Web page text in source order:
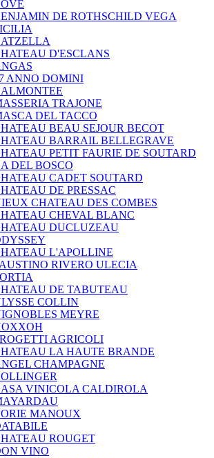
DE ROTHSCHILD VEGA
D'ESCLANS
ANNO DOMINI
TRAJONE
DEL TACCO
BEAU SEJOUR BECOT
BARRAIL BELLEGRAVE
PETIT FAURIE DE SOUTARD
DEL BOSCO
CADET SOUTARD
DE PRESSAC
CHATEAU DES COMBES
CHEVAL BLANC
DUCLUZEAU
L'APOLLINE
RIVERO ULECIA
DE TABUTEAU
COLLIN
MEYRE
AGRICOLI
LA HAUTE BRANDE
CHAMPAGNE
VINICOLA CALDIROLA
MANOUX
ROUGET
VINO